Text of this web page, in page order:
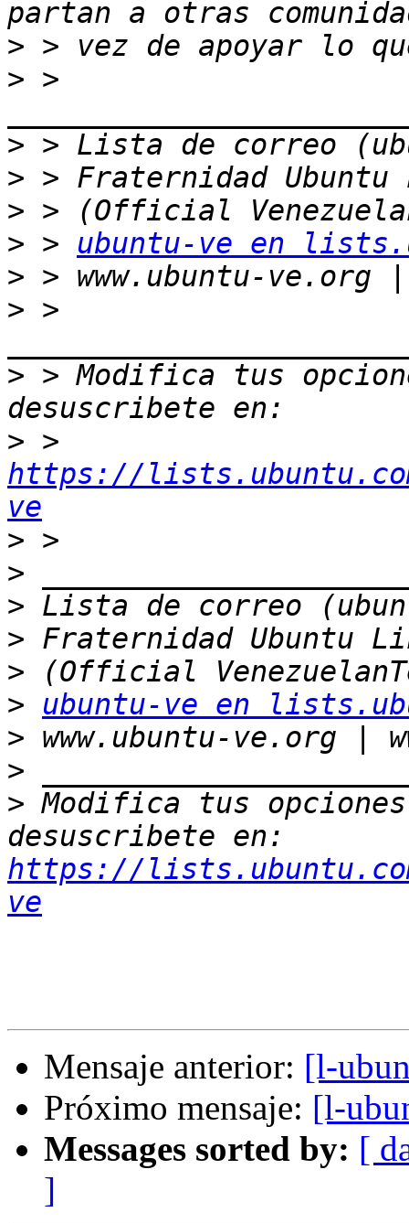
>
> >
>
>
>
> > ubuntu-ve en
>
> >
> > Modifica tus
>
https://
ve
>
>
>
>
>
>
ubuntu-ve en
>
>
> Modifica tus
https://
ve
Mensaje anterior: [l-
Próximo mensaje: [l-
Messages sorted by: [
]